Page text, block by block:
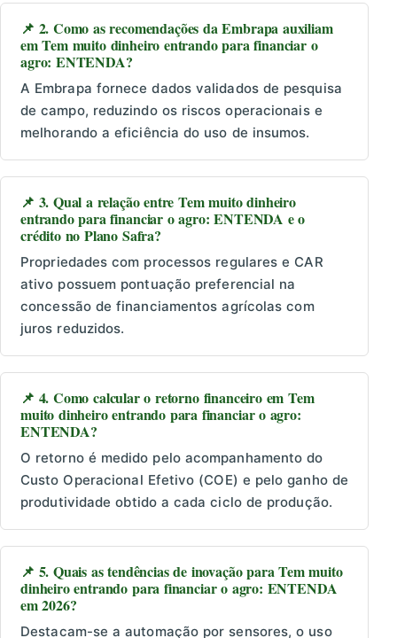
📌 2. Como as recomendações da Embrapa auxiliam
em Tem muito dinheiro entrando para financiar o
agro: ENTENDA?
A Embrapa fornece dados validados de pesquisa
de campo, reduzindo os riscos operacionais e
melhorando a eficiência do uso de insumos.
📌 3. Qual a relação entre Tem muito dinheiro
entrando para financiar o agro: ENTENDA e o
crédito no Plano Safra?
Propriedades com processos regulares e CAR
ativo possuem pontuação preferencial na
concessão de financiamentos agrícolas com
juros reduzidos.
📌 4. Como calcular o retorno financeiro em Tem
muito dinheiro entrando para financiar o agro:
ENTENDA?
O retorno é medido pelo acompanhamento do
Custo Operacional Efetivo (COE) e pelo ganho de
produtividade obtido a cada ciclo de produção.
📌 5. Quais as tendências de inovação para Tem muito
dinheiro entrando para financiar o agro: ENTENDA
em 2026?
Destacam-se a automação por sensores, o uso